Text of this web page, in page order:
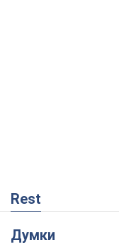
Rest
Думки